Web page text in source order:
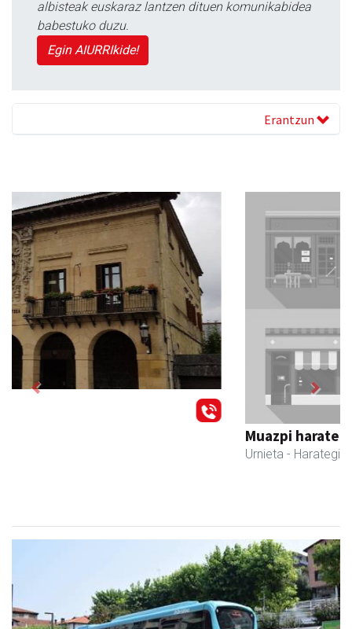
albisteak euskaraz lantzen dituen komunikabidea
babestuko duzu.
Egin AIURRIkide!
Erantzun
Previous Next